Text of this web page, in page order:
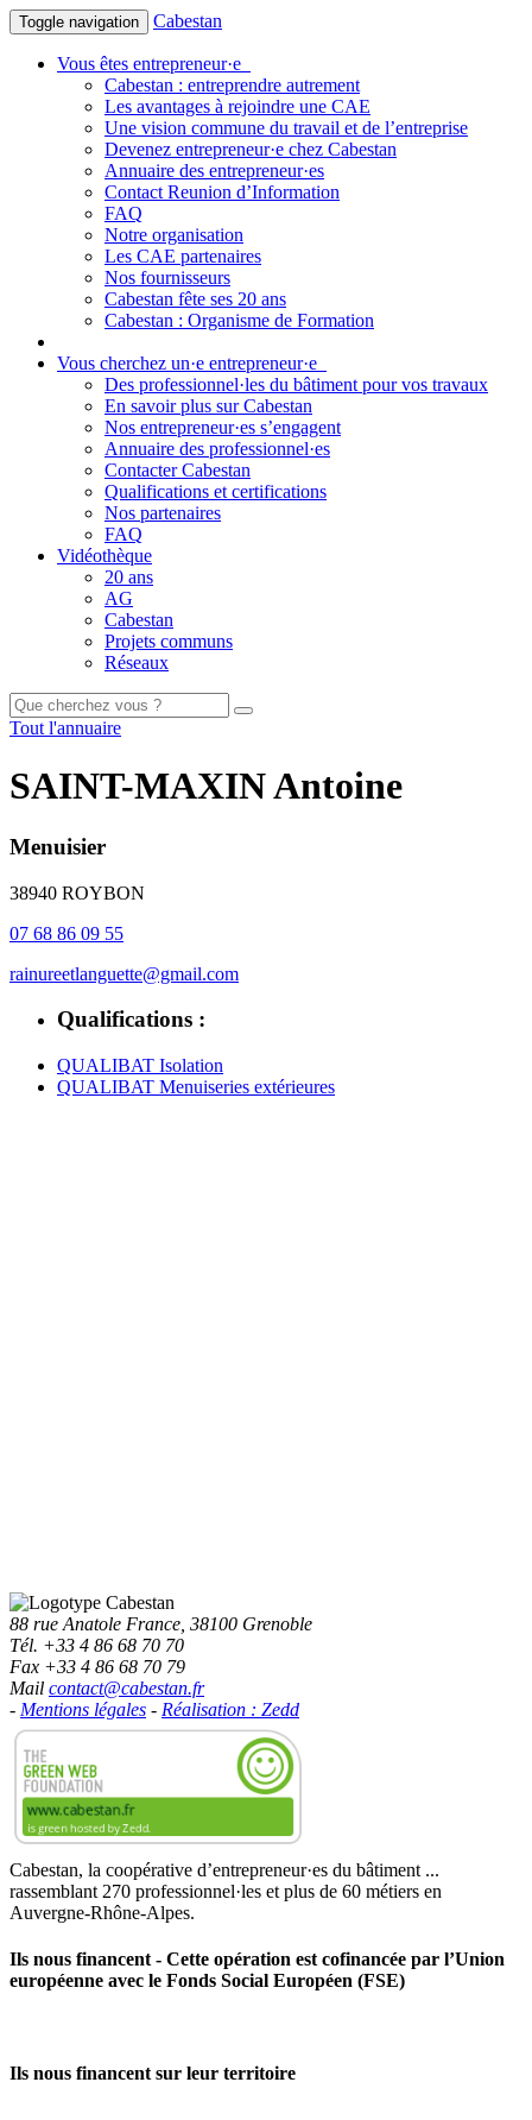
Toggle navigation Cabestan
Vous êtes entrepreneur·e
Cabestan : entreprendre autrement
Les avantages à rejoindre une CAE
Une vision commune du travail et de l’entreprise
Devenez entrepreneur·e chez Cabestan
Annuaire des entrepreneur·es
Contact Reunion d’Information
FAQ
Notre organisation
Les CAE partenaires
Nos fournisseurs
Cabestan fête ses 20 ans
Cabestan : Organisme de Formation
Vous cherchez un·e entrepreneur·e
Des professionnel·les du bâtiment pour vos travaux
En savoir plus sur Cabestan
Nos entrepreneur·es s’engagent
Annuaire des professionnel·es
Contacter Cabestan
Qualifications et certifications
Nos partenaires
FAQ
Vidéothèque
20 ans
AG
Cabestan
Projets communs
Réseaux
Tout l'annuaire
SAINT-MAXIN Antoine
Menuisier
38940 ROYBON
07 68 86 09 55
rainureetlanguette@gmail.com
Qualifications :
QUALIBAT Isolation
QUALIBAT Menuiseries extérieures
88 rue Anatole France, 38100 Grenoble
Tél. +33 4 86 68 70 70
Fax +33 4 86 68 70 79
Mail contact@cabestan.fr
- Mentions légales - Réalisation : Zedd
Cabestan, la coopérative d’entrepreneur·es du bâtiment ...
rassemblant 270 professionnel·les et plus de 60 métiers en
Auvergne‑Rhône‑Alpes.
Ils nous financent - Cette opération est cofinancée par l’Union
européenne avec le Fonds Social Européen (FSE)
Ils nous financent sur leur territoire